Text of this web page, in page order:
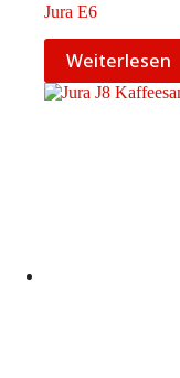
Jura E6
Weiterlesen